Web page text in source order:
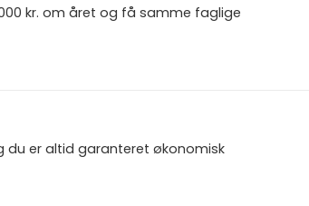
kr. om året og få samme faglige
du er altid garanteret økonomisk